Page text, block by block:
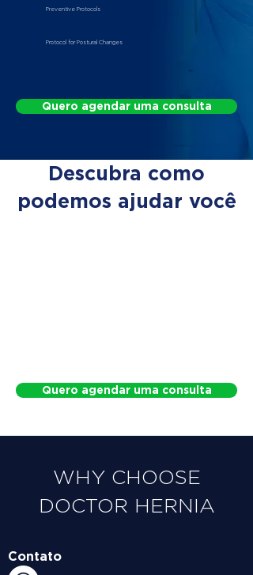
Preventive Protocols
Protocol for Postural Changes
Quero agendar uma consulta
Descubra como
podemos ajudar você
Quero agendar uma consulta
WHY CHOOSE
DOCTOR HERNIA
Contato